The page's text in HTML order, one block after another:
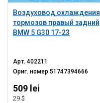
Воздуховод охлаждения
тормозов правый задний
BMW 5 G30 17-23
Арт.402211
Ориг. номер51747394666
509 lei
29 $